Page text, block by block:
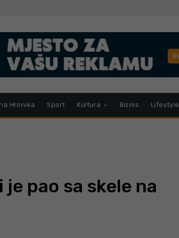
Hronika Sport Kultura Biznis Lifestyle
pao sa skele na